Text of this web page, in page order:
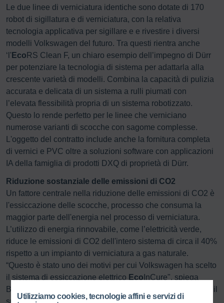
Utilizziamo cookies, tecnologie affini e servizi di
Le due linee di verniciatura identiche sono dotate di 170
robot di sigillatura e di verniciatura, con la relativa
tecnologia applicativa per sigillare e e rivestire i diversi
modelli Volkswagen del futuro. Tra questi rientra anche
‘l' Eco RS Clean F, un chiaro esempio dell’impegno di Dürr
per potenziare la tecnologia di sistema per adattarla alla
crescente varietà di modelli. Combina la capacità di pulizia
accurata e delicata di un sistema a rulli piumati con
l’elevata flessibilità propria di un sistema robotizzato.
Questo lo rende perfetto per le linee che verniciano
numerose varianti di scocche con sagome complesse.
L'oggetto del contratto include anche la fornitura completa
di vernici e PVC oltre a soluzioni software con applicazioni
IA della famiglia di prodotti DXQ di proprietà di Dürr.
Riduzione sostanziale delle emissioni di CO2
Un fattore centrale nella riduzione delle emissioni di CO2 è
l'essiccazione delle scocche, processo che consuma la
maggior parte dell'energia nel processo di verniciatura.
L’utilizzo di energia rinnovabile, come l’elettricità verde,
riduce le emissioni di CO2 dell'intero sistema di circa il 40%
rispetto a un impianto di verniciatura a gas naturale.
“Questo è stato uno dei motivi per cui Volkswagen ha scelto
il sistema di essiccazione elettrico Eco InCure", spiega
Bruno Welsch, COO Automotive di Dürr. “Un altro motivo è il
suo speciale sistema di condotti d'aria che riscalda le